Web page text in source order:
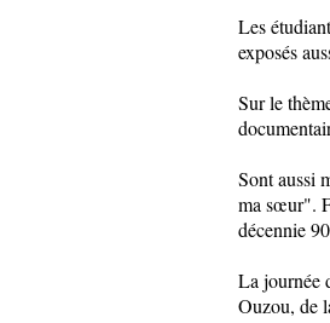
Les
exposés
Sur le
Sont aussi
ma sœur".
décennie
La journée
Ouzou, de